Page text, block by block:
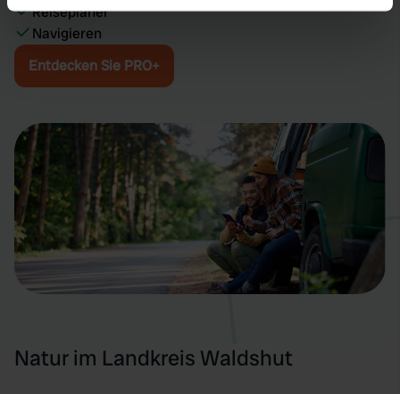
Identify your device by actively scanning it for
specific characteristics (fingerprinting)
Find out more about how your personal data is processed
and set your preferences in the
We use cookies to personalise content and ads, to
provide social media features and to analyse our traffic.
We also share information about your use of our site with
our social media, advertising and analytics partners who
may combine it with other information that you’ve
provided to them or that they’ve collected from your use
of their services.
Reiseplaner
Navigieren
Entdecken Sie PRO+
Natur im Landkreis Waldshut